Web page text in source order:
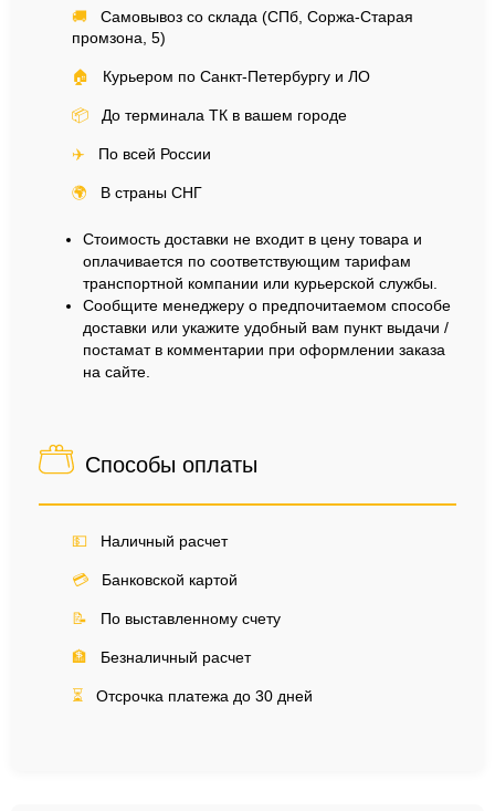
🚚
Самовывоз со склада (СПб, Соржа-Старая
промзона, 5)
🏠 Курьером по Санкт-Петербургу и ЛО
📦 До терминала ТК в вашем городе
✈️ По всей России
🌍 В страны СНГ
Стоимость доставки не входит в цену товара и
оплачивается по соответствующим тарифам
транспортной компании или курьерской службы.
Сообщите менеджеру о предпочитаемом способе
доставки или укажите удобный вам пункт выдачи /
постамат в комментарии при оформлении заказа
на сайте.
Способы оплаты
💵 Наличный расчет
💳 Банковской картой
📝 По выставленному счету
🏦 Безналичный расчет
⏳ Отсрочка платежа до 30 дней